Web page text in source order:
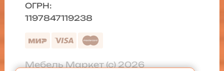
ОГРН:
1197847119238
Мебель Маркет (с) 2026